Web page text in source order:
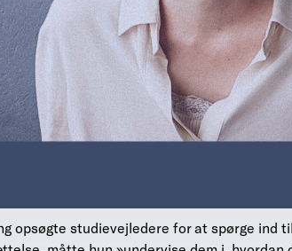
opsøgte studievejledere for at spørge ind